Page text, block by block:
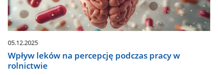
05.12.2025
Wpływ leków na percepcję podczas pracy w
rolnictwie